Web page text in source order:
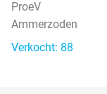
ProeV
Ammerzoden
Verkocht: 88